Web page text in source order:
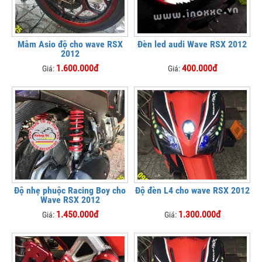
Mâm Asio độ cho wave RSX
2012
Giá: 1.600.000đ
Đèn led audi Wave RSX 2012
Giá:400.000đ
Độ nhẹ phuộc Racing Boy cho
Wave RSX 2012
Giá: 1.450.000đ
Độ đèn L4 cho wave RSX 2012
Giá: 1.300.000đ